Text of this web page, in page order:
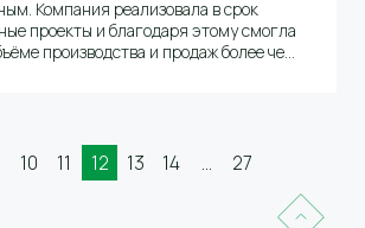
Компания реализовала в срок
проекты и благодаря этому смогла
производства и продаж более чем
10 11 12 13 14 ... 27